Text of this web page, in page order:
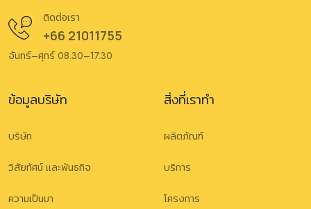
ติดต่อเรา
+66 21011755
จันทร์–ศุกร์ 08.30–17.30
ข้อมูลบริษัท
บริษัท
วิสัยทัศน์ และพันธกิจ
ความเป็นมา
สิ่งที่เราทำ
ผลิตภัณฑ์
บริการ
โครงการ